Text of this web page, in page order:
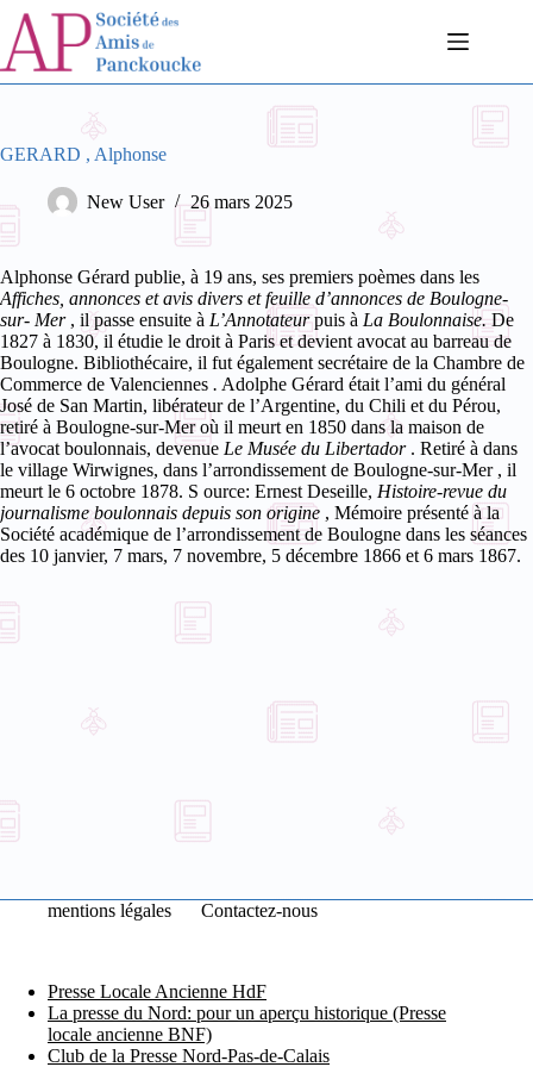
Passer
contenu
GERARD , Alphonse
New User 26 mars 2025
Alphonse Gérard publie, à 19 ans, ses premiers poèmes dans les
Affiches, annonces et avis divers et feuille d’annonces de Boulogne-
sur- Mer , il passe ensuite à L’Annotateur puis à La Boulonnaise. De
1827 à 1830, il étudie le droit à Paris et devient avocat au barreau de
Boulogne. Bibliothécaire, il fut également secrétaire de la Chambre de
Commerce de Valenciennes . Adolphe Gérard était l’ami du général
José de San Martin, libérateur de l’Argentine, du Chili et du Pérou,
retiré à Boulogne-sur-Mer où il meurt en 1850 dans la maison de
l’avocat boulonnais, devenue Le Musée du Libertador . Retiré à dans
le village Wirwignes, dans l’arrondissement de Boulogne-sur-Mer , il
meurt le 6 octobre 1878. S ource: Ernest Deseille, Histoire-revue du
journalisme boulonnais depuis son origine , Mémoire présenté à la
Société académique de l’arrondissement de Boulogne dans les séances
des 10 janvier, 7 mars, 7 novembre, 5 décembre 1866 et 6 mars 1867.
mentions légales Contactez-nous
Presse Locale Ancienne HdF
La presse du Nord: pour un aperçu historique (Presse
locale ancienne BNF)
Club de la Presse Nord-Pas-de-Calais